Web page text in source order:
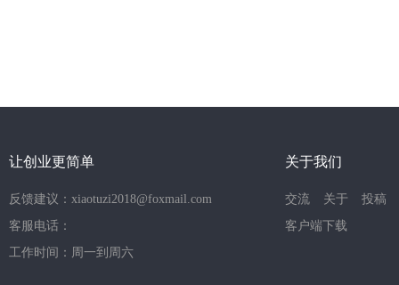
让创业更简单
反馈建议：xiaotuzi2018@foxmail.com
客服电话：
工作时间：周一到周六
关于我们
交流 关于
投稿
客户端下载